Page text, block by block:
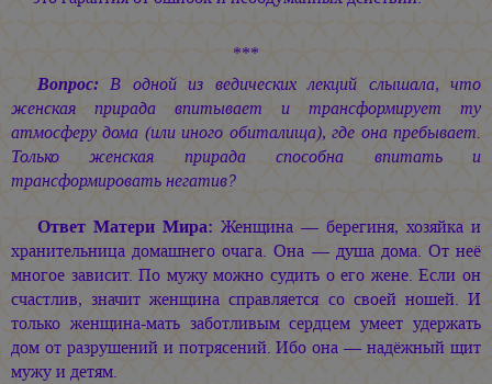
***
Вопрос: В одной из ведических лекций слышала, что
женская прирада впитывает и трансформирует ту
атмосферу дома (или иного обиталища), где она пребывает.
Только женская прирада способна впитать и
трансформировать негатив?
Ответ Матери Мира: Женщина — берегиня, хозяйка и
хранительница домашнего очага. Она — душа дома. От неё
многое зависит. По мужу можно судить о его жене. Если он
счастлив, значит женщина справляется со своей ношей. И
только женщина-мать заботливым сердцем умеет удержать
дом от разрушений и потрясений. Ибо она — надёжный щит
мужу и детям.